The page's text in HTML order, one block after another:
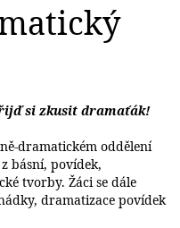
si zkusit dramaťák!
dramatickém oddělení
básní, povídek,
tvorby. Žáci se dále
dramatizace povídek